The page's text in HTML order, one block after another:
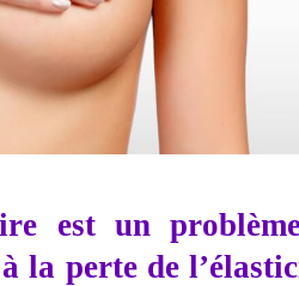
est un
la perte de